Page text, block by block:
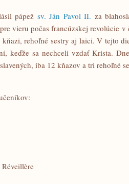
pápež sv. Ján Pavol II. za
vieru počas francúzskej revolúcie
rehoľné sestry aj laici. V tejto
keďže sa nechceli vzdať Krista.
iba 12 kňazov a tri rehoľné